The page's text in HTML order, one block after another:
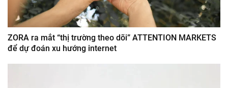
ZORA ra mắt “thị trường theo dõi” ATTENTION MARKETS
để dự đoán xu hướng internet